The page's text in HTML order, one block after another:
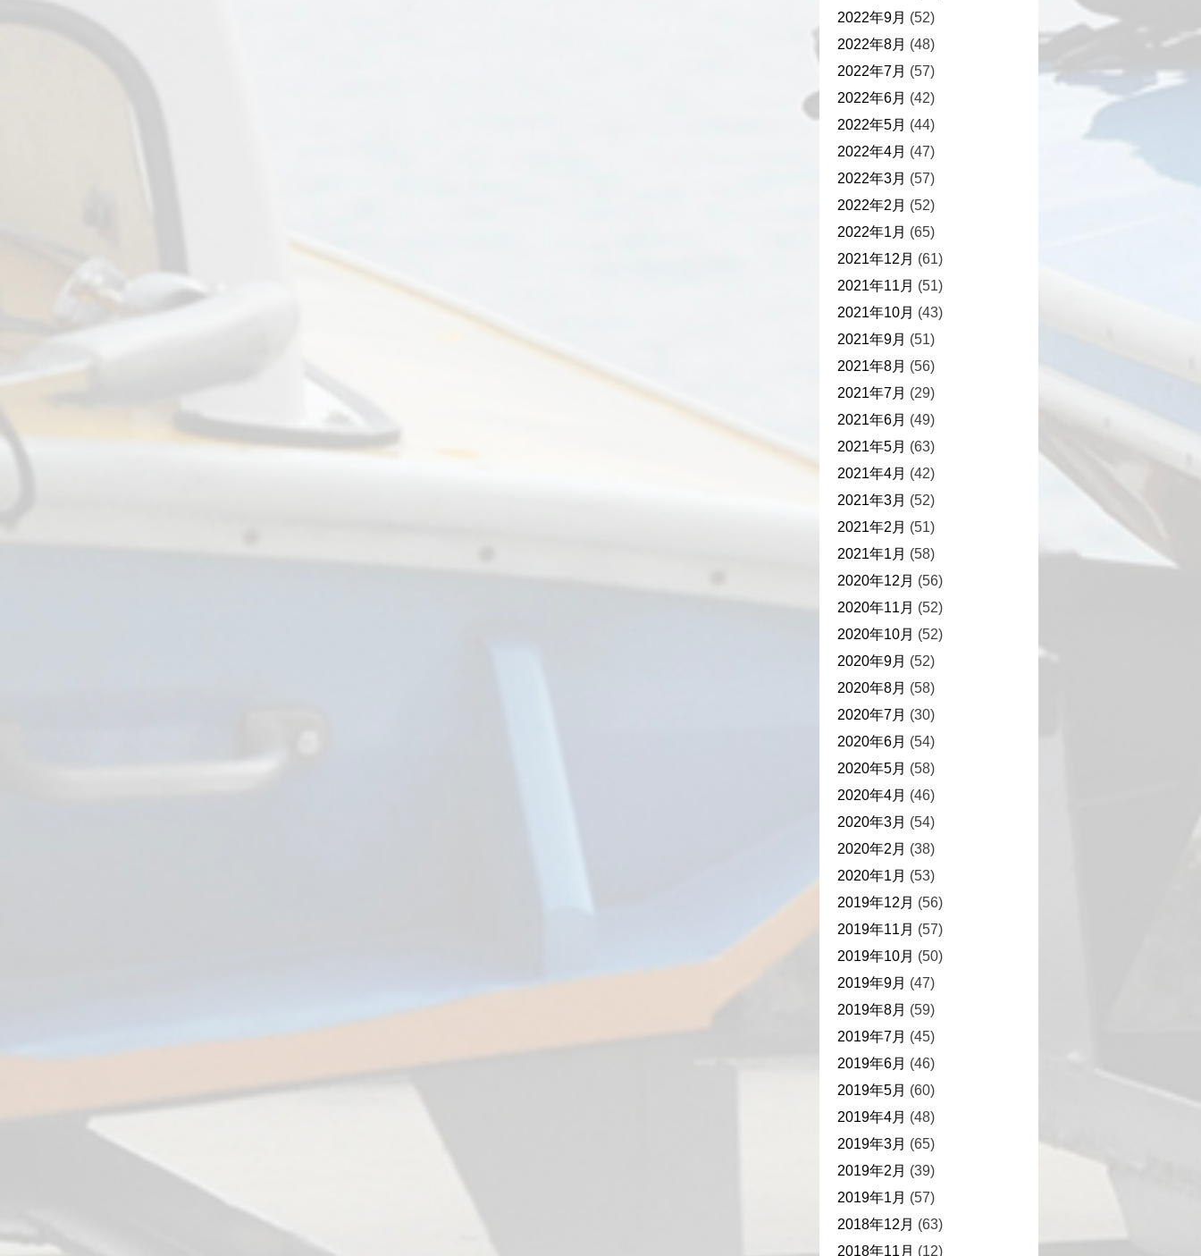
2022年9月 (52)
2022年8月 (48)
2022年7月 (57)
2022年6月 (42)
2022年5月 (44)
2022年4月 (47)
2022年3月 (57)
2022年2月 (52)
2022年1月 (65)
2021年12月 (61)
2021年11月 (51)
2021年10月 (43)
2021年9月 (51)
2021年8月 (56)
2021年7月 (29)
2021年6月 (49)
2021年5月 (63)
2021年4月 (42)
2021年3月 (52)
2021年2月 (51)
2021年1月 (58)
2020年12月 (56)
2020年11月 (52)
2020年10月 (52)
2020年9月 (52)
2020年8月 (58)
2020年7月 (30)
2020年6月 (54)
2020年5月 (58)
2020年4月 (46)
2020年3月 (54)
2020年2月 (38)
2020年1月 (53)
2019年12月 (56)
2019年11月 (57)
2019年10月 (50)
2019年9月 (47)
2019年8月 (59)
2019年7月 (45)
2019年6月 (46)
2019年5月 (60)
2019年4月 (48)
2019年3月 (65)
2019年2月 (39)
2019年1月 (57)
2018年12月 (63)
2018年11月 (12)